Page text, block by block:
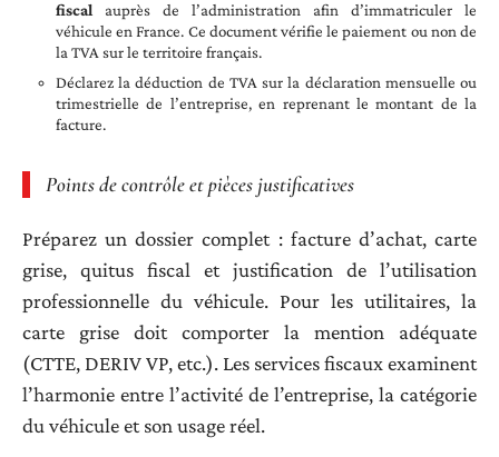
fiscal auprès de l’administration afin d’immatriculer le
véhicule en France. Ce document vérifie le paiement ou non de
la TVA sur le territoire français.
Déclarez la déduction de TVA sur la déclaration mensuelle ou
trimestrielle de l’entreprise, en reprenant le montant de la
facture.
Points de contrôle et pièces justificatives
Préparez un dossier complet : facture d’achat, carte
grise, quitus fiscal et justification de l’utilisation
professionnelle du véhicule. Pour les utilitaires, la
carte grise doit comporter la mention adéquate
(CTTE, DERIV VP, etc.). Les services fiscaux examinent
l’harmonie entre l’activité de l’entreprise, la catégorie
du véhicule et son usage réel.